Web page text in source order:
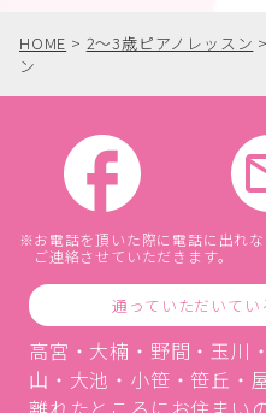
HOME > 2〜3歳ピアノレッスン >
ン
お電話を頂いた際に電話に出れ
ご連絡させていただきます。
通っていただいて
高宮・大楠・野間・玉川
山・大池・小笹・笹丘・